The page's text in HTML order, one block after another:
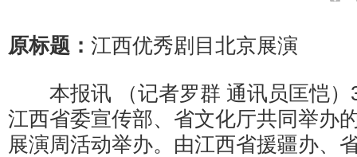
原标题： 江西优秀剧目北京展演
本报讯 （记者罗群 通讯员匡恺）
江西省委宣传部、省文化厅共同举办
展演周活动举办。由江西省援疆办、